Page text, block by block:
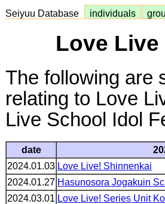
Seiyuu Database individuals
Love
The following are
relating to Love
Live School Idol
date
2024.01.03 Love Live! Shinnenkai
2024.01.27 Hasunosora Jogakuin
2024.03.01 Love Live! Series Unit